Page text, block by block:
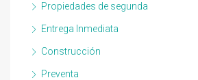
Propiedades de segunda
Entrega Inmediata
Construcción
Preventa